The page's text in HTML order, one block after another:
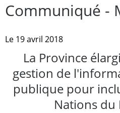
Communiqué -
Le 19 avril 2018
La Province
gestion de
publique pour
Nations